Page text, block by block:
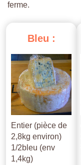
ferme.
Bleu :
Entier (pièce de
2,8kg environ)
1/2bleu (env
1,4kg)